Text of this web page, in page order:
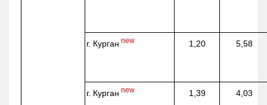
г. Курган new 1,20 5,58
г. Курган new 1,39 4,03